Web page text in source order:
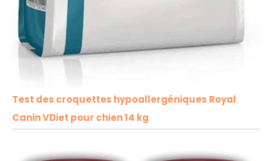
Test des croquettes hypoallergéniques Royal
Canin VDiet pour chien 14 kg